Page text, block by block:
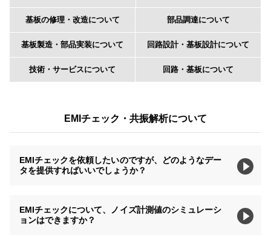
基板の修理・改造について 部品調達について
基板製造・部品実装について 回路設計・基板設計について
技術・サービスについて 回路・基板について
EMIチェック・共振解析について
EMIチェックを依頼したいのですが、どのようなデー
タを提供すればいいでしょうか？
EMIチェックについて、ノイズ計測値のシミュレーシ
ョンはできますか？